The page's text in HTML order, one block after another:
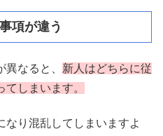
項が違う
なると、 新人はどちらに従
しまいます。
なり混乱してしまいますよ